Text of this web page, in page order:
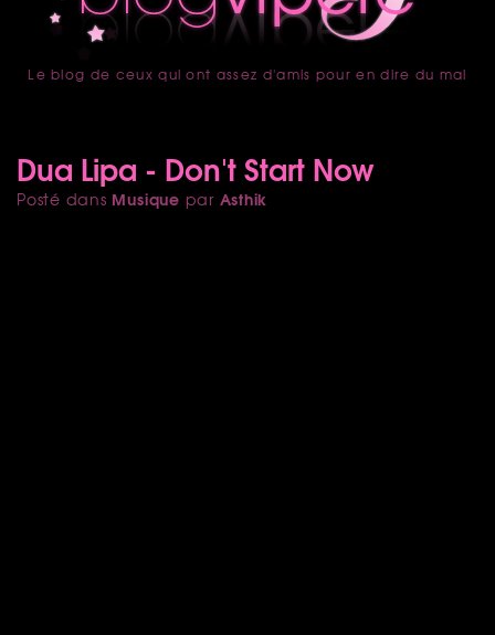
accueil
Le blog de ceux qui ont assez d'amis pour en dire du mal
Dua Lipa - Don't Start Now
Posté dans Musique par Asthik